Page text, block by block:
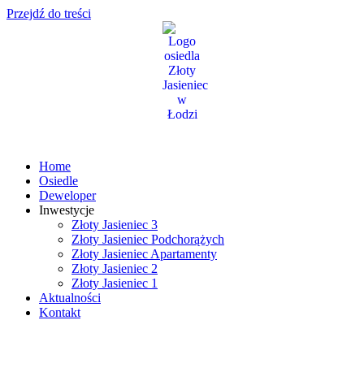
Przejdź do treści
Home
Osiedle
Deweloper
Inwestycje
Złoty Jasieniec 3
Złoty Jasieniec Podchorążych
Złoty Jasieniec Apartamenty
Złoty Jasieniec 2
Złoty Jasieniec 1
Aktualności
Kontakt